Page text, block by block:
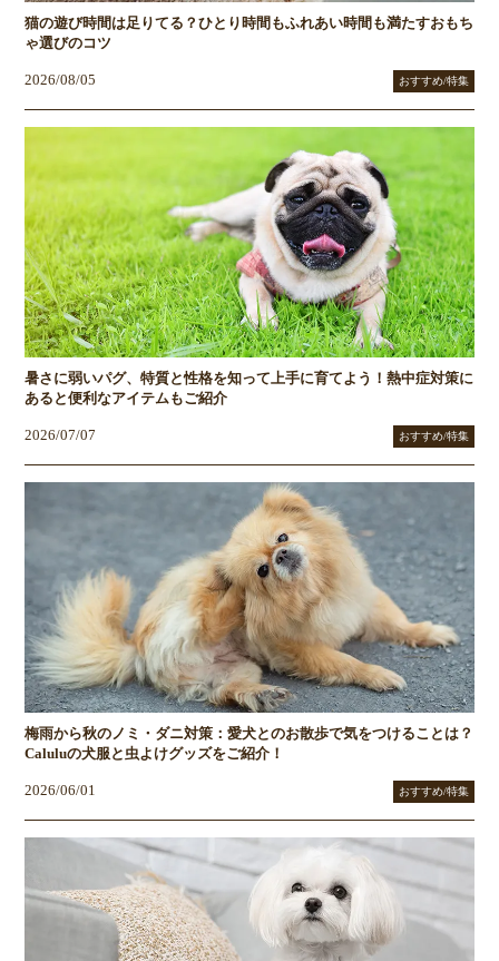
猫の遊び時間は足りてる？ひとり時間もふれあい時間も満たすおもち
ゃ選びのコツ
2026/08/05 おすすめ/特集
暑さに弱いパグ、特質と性格を知って上手に育てよう！熱中症対策に
あると便利なアイテムもご紹介
2026/07/07 おすすめ/特集
梅雨から秋のノミ・ダニ対策：愛犬とのお散歩で気をつけることは？
Caluluの犬服と虫よけグッズをご紹介！
2026/06/01 おすすめ/特集